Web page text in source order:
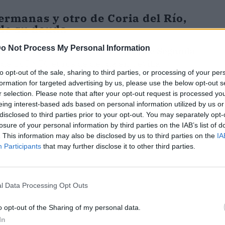
Not Process My Personal Information
opt-out of the sale, sharing to third parties, or processing of your
for targeted advertising by us, please use the below opt-out
selection. Please note that after your opt-out request is processed
interest-based ads based on personal information utilized by us
to third parties prior to your opt-out. You may separately
of your personal information by third parties on the IAB’s list of
This information may also be disclosed by us to third parties on the
Participants that may further disclose it to other third parties.
Data Processing Opt Outs
opt-out of the Sharing of my personal data.
y otro de Coria del Río,
su deuda
líder en España en laLey de Segunda
165.956 euros de deuda en Sevilla
han tenido un resultado satisfactorio para los
, las historias de estos exonerados son las